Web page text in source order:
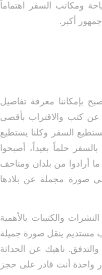
ومكاتب السفر اهتماماً
أكبر.
بإمكاننا معرفة تفاصيل
عن كثب والاقتراب بأقصى
السفر وكلنا يستطيع
حلماً بعيداً، أصبحوا
أرادوا من بلدان ومتاحف
صورة مجملة عن بلادها
والكتيبات بالأهمية
مستديم ينقل صورة جميلة
والتدفق. ناهيك عن الحداثة
واحدة أنت قادر على حجز